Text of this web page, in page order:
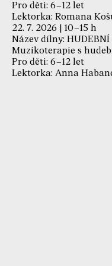
Pro děti: 6–12 let
Lektorka: Romana
22. 7. 2026 | 10–15 h
Název dílny: HUDEBNÍ
Muzikoterapie s
Pro děti: 6–12 let
Lektorka: Anna